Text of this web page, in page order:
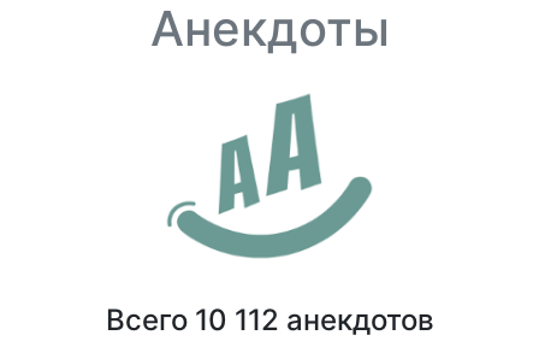
Анекдоты
Всего 10 112 анекдотов